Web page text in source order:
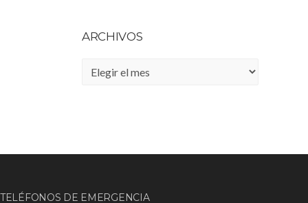
ARCHIVOS
Archivos
TELÉFONOS DE EMERGENCIA